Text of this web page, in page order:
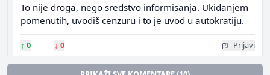
To nije droga, nego sredstvo informisanja. Ukidanjem
pomenutih, uvodiš cenzuru i to je uvod u autokratiju.
↑ 0 ↓ 0 Prijavi